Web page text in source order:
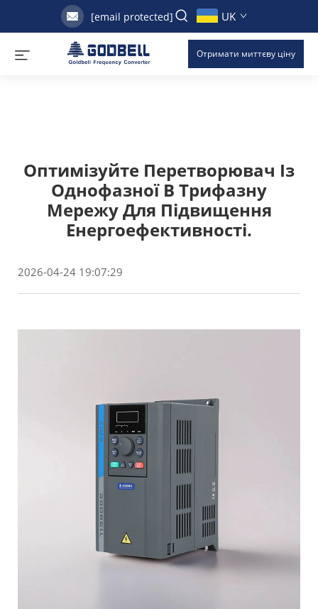
[email protected] UK
Отримати миттєву ціну
Оптимізуйте Перетворювач Із
Однофазної В Трифазну
Мережу Для Підвищення
Енергоефективності.
2026-04-24 19:07:29